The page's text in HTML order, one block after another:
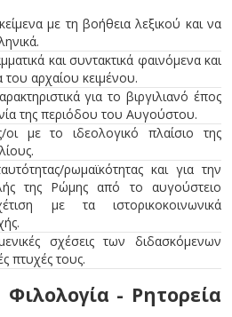
με τη βοήθεια λεξικού και να
και συντακτικά φαινόμενα και
αρχαίου κειμένου.
για το βιργιλιανό έπος
της περιόδου του Αυγούστου.
οι με το ιδεολογικό πλαίσιο της
ρωμαϊκότητας και για την
της Ρώμης από το αυγούστειο
με τα ιστορικοκοινωνικά
σχέσεις των διδασκόμενων
πτυχές τους.
- Ρητορεία